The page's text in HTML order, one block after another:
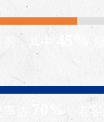
例，其中 45%
达 ，老